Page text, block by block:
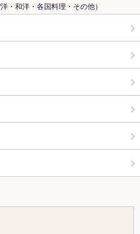
・和洋・各国料理・その他）